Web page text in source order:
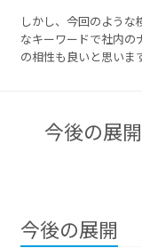
しかし、今回のよう
なキーワードで社内の
の相性も良いと思いま
今後の展
今後の展開